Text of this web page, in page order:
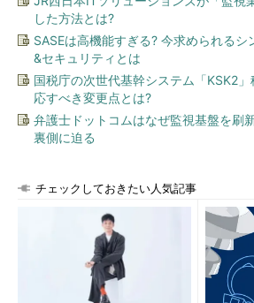
した方法とは?
SASEは高機能すぎる? 今求められるシ
&セキュリティとは
国税庁の次世代基幹システム「KSK2
応すべき変更点とは?
弁護士ドットコムはなぜ監視基盤を刷
裏側に迫る
チェックしておきたい人気記事